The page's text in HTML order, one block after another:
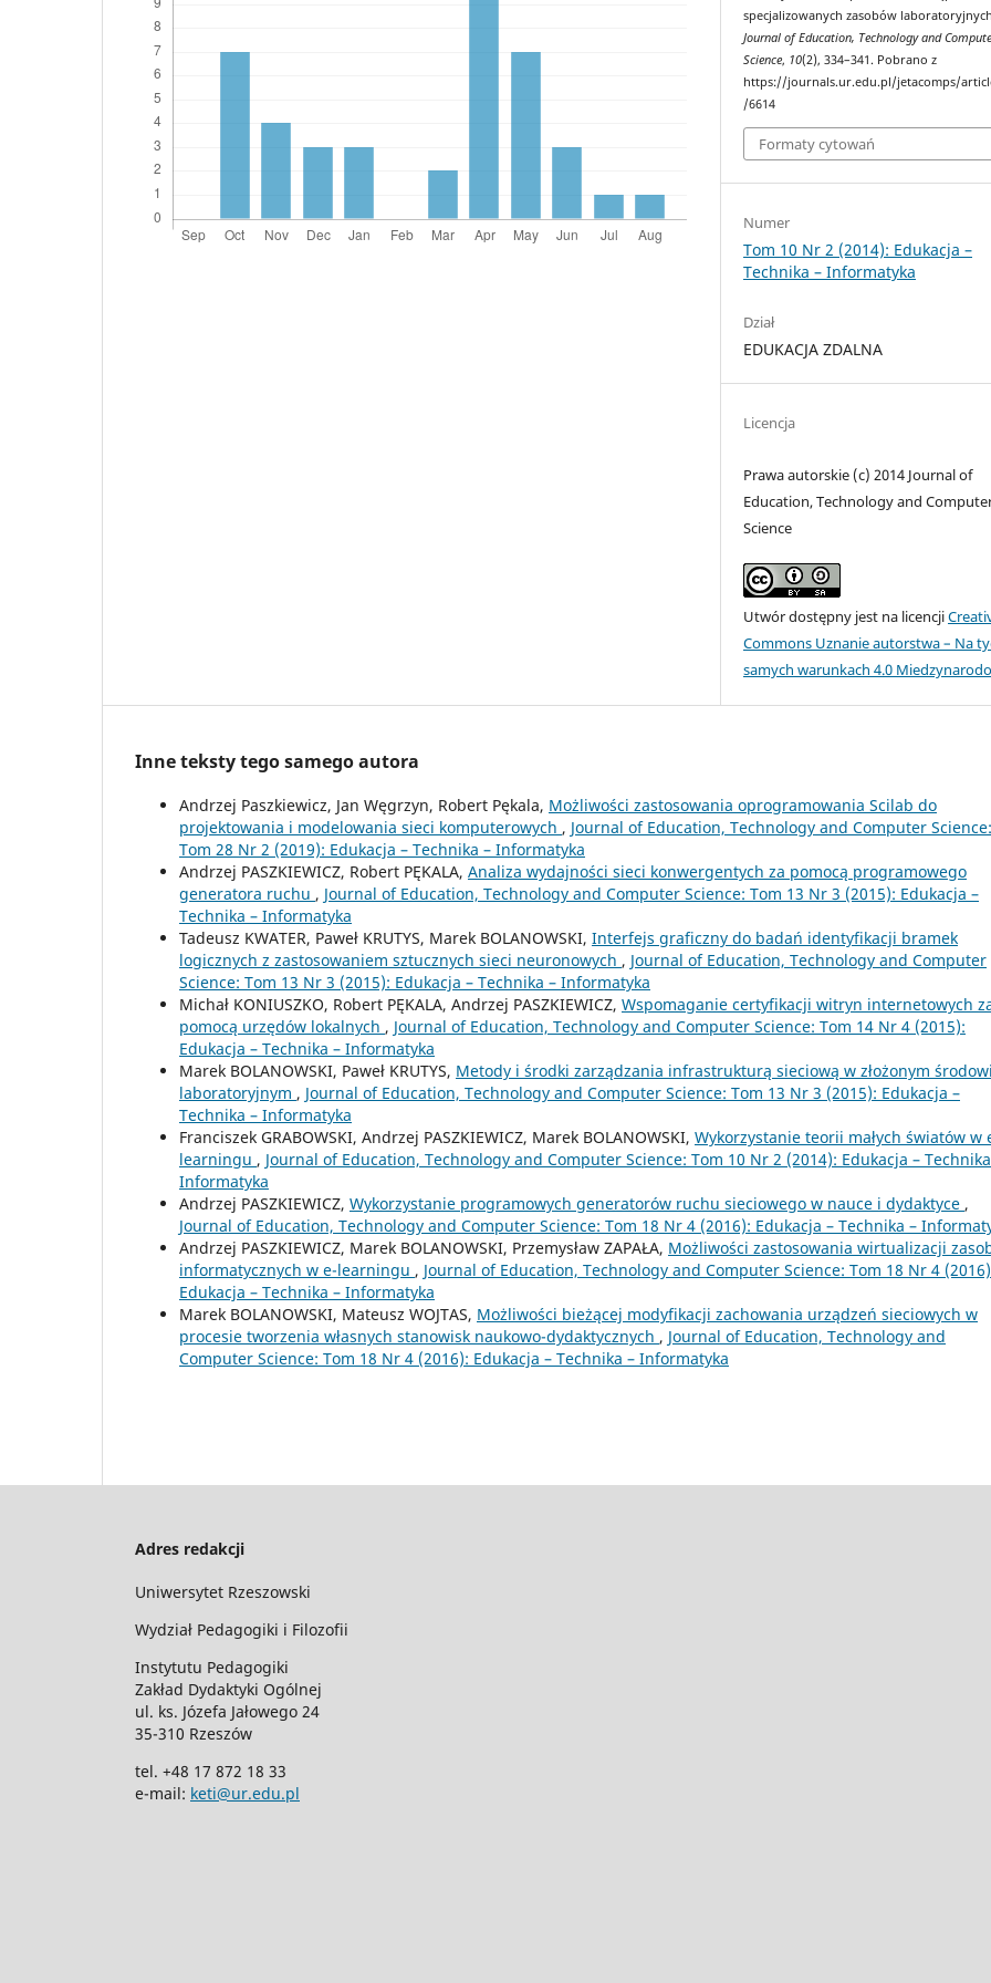
specjalizowanych zasobów
Journal of Education, Technology and
Science, 10(2), 334–341. Pobrano z
https://journals.ur.edu.pl/jetacomps/
/6614
Formaty cytowań
Numer
Tom 10 Nr 2 (2014): Edukacja –
Technika – Informatyka
Dział
EDUKACJA ZDALNA
Licencja
Prawa autorskie (c) 2014 Journal of
Education, Technology and
Science
Utwór dostępny jest na licencji
Commons Uznanie autorstwa – Na
samych warunkach 4.0
Inne teksty tego samego autora
Andrzej Paszkiewicz, Jan Węgrzyn, Robert Pękala, Możliwości zastosowania oprogramowania Scilab do
projektowania i modelowania sieci komputerowych , Journal of Education, Technology and Computer Science:
Tom 28 Nr 2 (2019): Edukacja – Technika – Informatyka
Andrzej PASZKIEWICZ, Robert PĘKALA, Analiza wydajności sieci konwergentych za pomocą programowego
generatora ruchu , Journal of Education, Technology and Computer Science: Tom 13 Nr 3 (2015): Edukacja –
Technika – Informatyka
Tadeusz KWATER, Paweł KRUTYS, Marek BOLANOWSKI, Interfejs graficzny do badań identyfikacji bramek
logicznych z zastosowaniem sztucznych sieci neuronowych , Journal of Education, Technology and Computer
Science: Tom 13 Nr 3 (2015): Edukacja – Technika – Informatyka
Michał KONIUSZKO, Robert PĘKALA, Andrzej PASZKIEWICZ, Wspomaganie certyfikacji witryn internetowych
pomocą urzędów lokalnych , Journal of Education, Technology and Computer Science: Tom 14 Nr 4 (2015):
Edukacja – Technika – Informatyka
Marek BOLANOWSKI, Paweł KRUTYS, Metody i środki zarządzania infrastrukturą sieciową w złożonym
laboratoryjnym , Journal of Education, Technology and Computer Science: Tom 13 Nr 3 (2015): Edukacja –
Technika – Informatyka
Franciszek GRABOWSKI, Andrzej PASZKIEWICZ, Marek BOLANOWSKI, Wykorzystanie teorii małych światów w
learningu , Journal of Education, Technology and Computer Science: Tom 10 Nr 2 (2014): Edukacja –
Informatyka
Andrzej PASZKIEWICZ, Wykorzystanie programowych generatorów ruchu sieciowego w nauce i dydaktyce ,
Journal of Education, Technology and Computer Science: Tom 18 Nr 4 (2016): Edukacja – Technika –
Andrzej PASZKIEWICZ, Marek BOLANOWSKI, Przemysław ZAPAŁA, Możliwości zastosowania wirtualizacji
informatycznych w e-learningu , Journal of Education, Technology and Computer Science: Tom 18 Nr 4
Edukacja – Technika – Informatyka
Marek BOLANOWSKI, Mateusz WOJTAS, Możliwości bieżącej modyfikacji zachowania urządzeń sieciowych w
procesie tworzenia własnych stanowisk naukowo-dydaktycznych , Journal of Education, Technology and
Computer Science: Tom 18 Nr 4 (2016): Edukacja – Technika – Informatyka
Adres redakcji
Uniwersytet Rzeszowski
Wydział Pedagogiki i Filozofii
Instytutu Pedagogiki
Zakład Dydaktyki Ogólnej
ul. ks. Józefa Jałowego 24
35-310 Rzeszów
tel. +48 17 872 18 33
e-mail: keti@ur.edu.pl